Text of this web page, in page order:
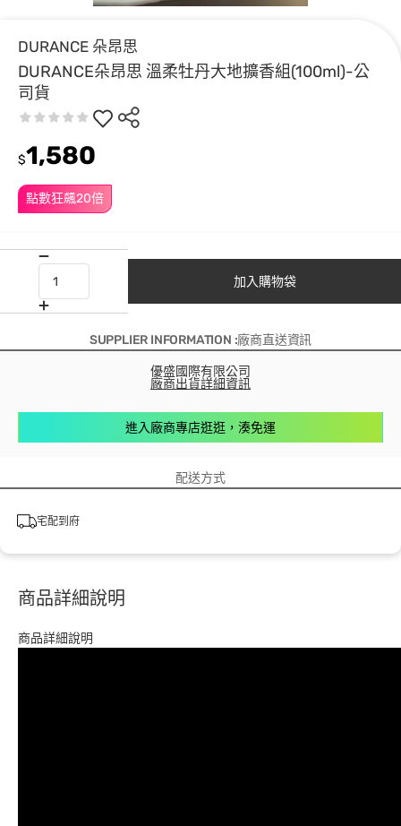
DURANCE 朵昂思
DURANCE朵昂思 溫柔牡丹大地擴香組(100ml)-公
司貨
點數狂飆20倍
$1,580
加入購物袋
SUPPLIER INFORMATION :廠商直送資訊
優盛國際有限公司
廠商出貨詳細資訊
進入廠商專店逛逛，湊免運
配送方式
宅配到府
商品詳細說明
商品詳細說明